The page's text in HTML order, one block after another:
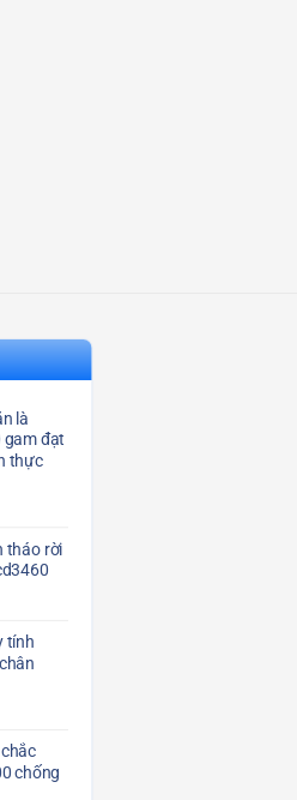
là
gam đạt
thực
tháo rời
tính
chống